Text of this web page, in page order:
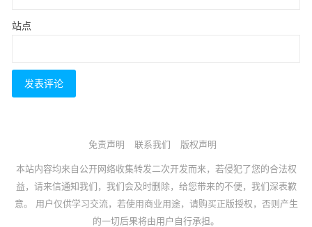
站点
免责声明 联系我们 版权声明
本站内容均来自公开网络收集转发二次开发而来，若侵犯了您的合法权
益，请来信通知我们，我们会及时删除，给您带来的不便，我们深表歉
意。 用户仅供学习交流，若使用商业用途，请购买正版授权，否则产生
的一切后果将由用户自行承担。